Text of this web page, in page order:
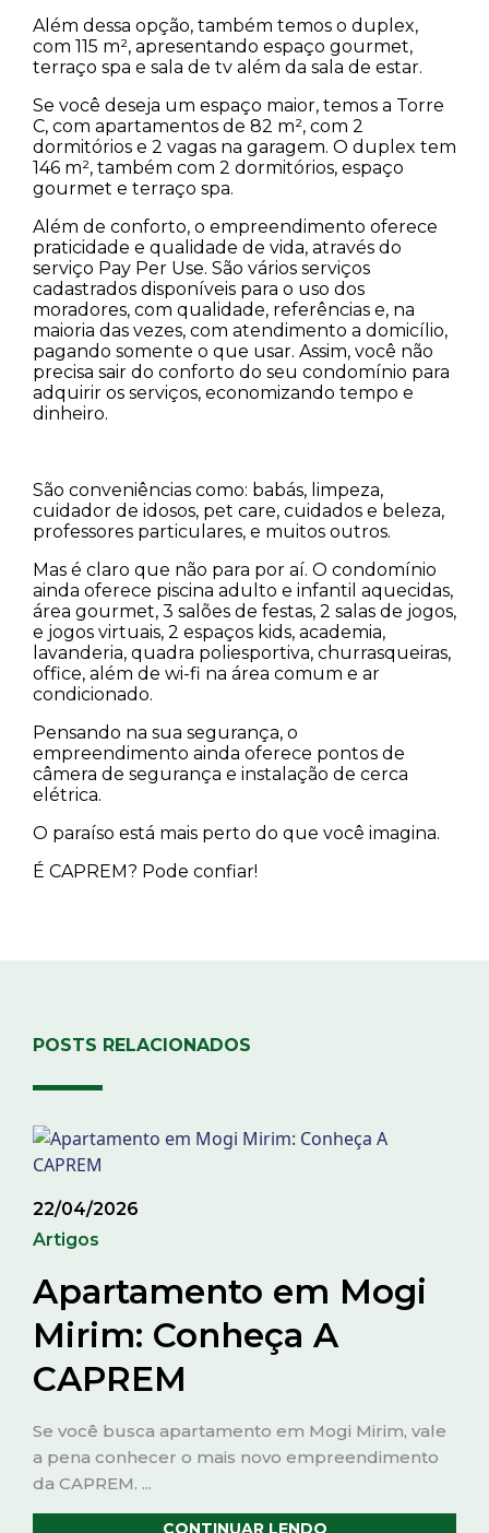
Além dessa opção, também temos o duplex,
com 115 m², apresentando espaço gourmet,
terraço spa e sala de tv além da sala de estar.
Se você deseja um espaço maior, temos a Torre
C, com apartamentos de 82 m², com 2
dormitórios e 2 vagas na garagem. O duplex tem
146 m², também com 2 dormitórios, espaço
gourmet e terraço spa.
Além de conforto, o empreendimento oferece
praticidade e qualidade de vida, através do
serviço Pay Per Use. São vários serviços
cadastrados disponíveis para o uso dos
moradores, com qualidade, referências e, na
maioria das vezes, com atendimento a domicílio,
pagando somente o que usar. Assim, você não
precisa sair do conforto do seu condomínio para
adquirir os serviços, economizando tempo e
dinheiro.
São conveniências como: babás, limpeza,
cuidador de idosos, pet care, cuidados e beleza,
professores particulares, e muitos outros.
Mas é claro que não para por aí. O condomínio
ainda oferece piscina adulto e infantil aquecidas,
área gourmet, 3 salões de festas, 2 salas de jogos,
e jogos virtuais, 2 espaços kids, academia,
lavanderia, quadra poliesportiva, churrasqueiras,
office, além de wi-fi na área comum e ar
condicionado.
Pensando na sua segurança, o
empreendimento ainda oferece pontos de
câmera de segurança e instalação de cerca
elétrica.
O paraíso está mais perto do que você imagina.
É CAPREM? Pode confiar!
POSTS RELACIONADOS
22/04/2026
Artigos
Apartamento em Mogi
Mirim: Conheça A
CAPREM
Se você busca apartamento em Mogi Mirim, vale
a pena conhecer o mais novo empreendimento
da CAPREM. ...
CONTINUAR LENDO